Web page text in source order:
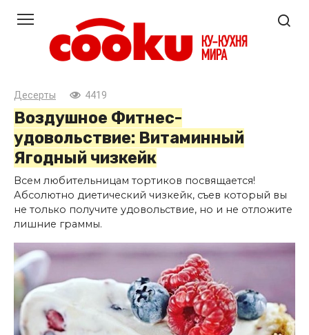
контенту
Десерты 4419
Воздушное Фитнес-
удовольствие: Витаминный
Ягодный чизкейк
Всем любительницам тортиков посвящается!
Абсолютно диетический чизкейк, съев который вы
не только получите удовольствие, но и не отложите
лишние граммы.